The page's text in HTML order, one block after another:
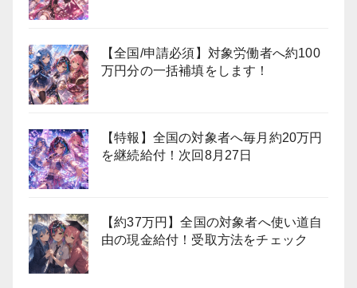
【全国/申請必須】対象労働者へ約100
万円分の一括補填をします！
【特報】全国の対象者へ毎月約20万円
を継続給付！次回8月27日
【約37万円】全国の対象者へ使い道自
由の現金給付！受取方法をチェック